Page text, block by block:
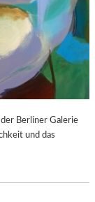
Berliner Galerie
und das